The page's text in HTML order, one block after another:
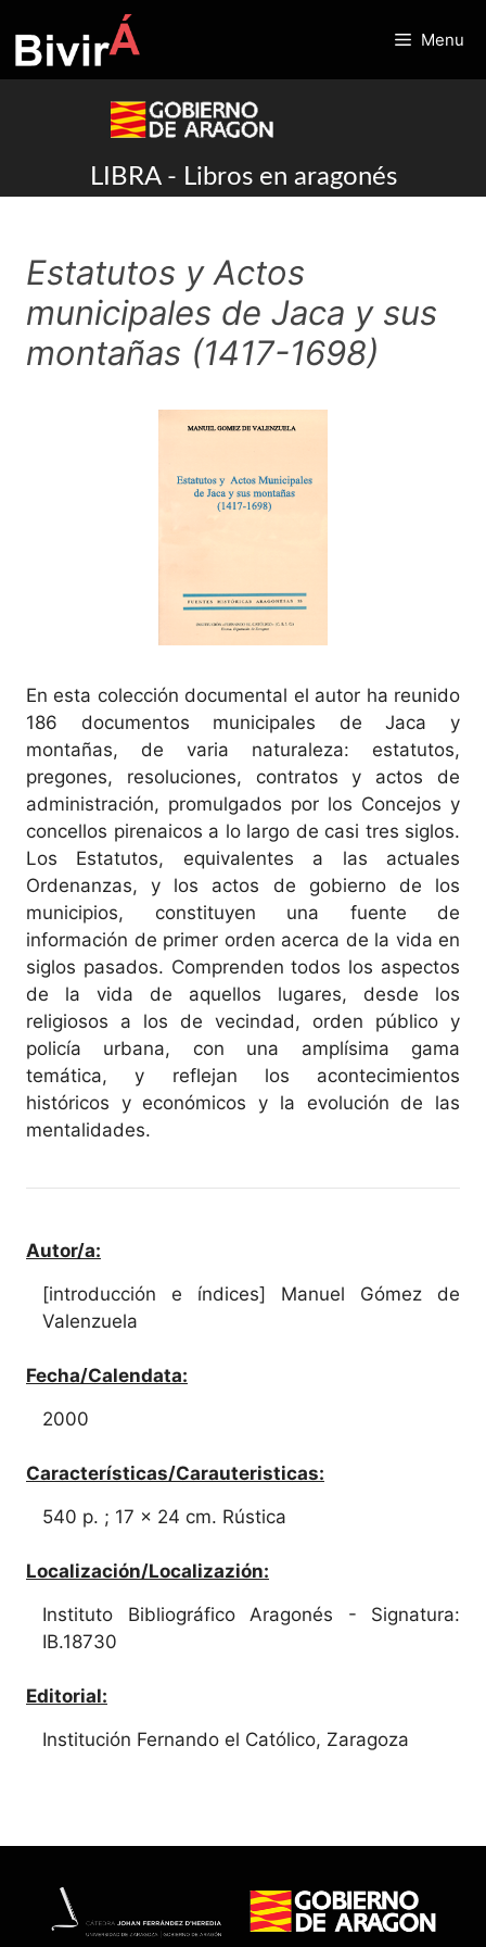
to
content
Menu
LIBRA - Libros en aragonés
Estatutos y Actos
municipales de Jaca y sus
montañas (1417-1698)
En esta colección documental el autor ha reunido
186 documentos municipales de Jaca y
montañas, de varia naturaleza: estatutos,
pregones, resoluciones, contratos y actos de
administración, promulgados por los Concejos y
concellos pirenaicos a lo largo de casi tres siglos.
Los Estatutos, equivalentes a las actuales
Ordenanzas, y los actos de gobierno de los
municipios, constituyen una fuente de
información de primer orden acerca de la vida en
siglos pasados. Comprenden todos los aspectos
de la vida de aquellos lugares, desde los
religiosos a los de vecindad, orden público y
policía urbana, con una amplísima gama
temática, y reflejan los acontecimientos
históricos y económicos y la evolución de las
mentalidades.
Autor/a:
[introducción e índices] Manuel Gómez de
Valenzuela
Fecha/Calendata:
2000
Características/Carauteristicas:
540 p. ; 17 x 24 cm. Rústica
Localización/Localizazión:
Instituto Bibliográfico Aragonés - Signatura:
IB.18730
Editorial:
Institución Fernando el Católico, Zaragoza